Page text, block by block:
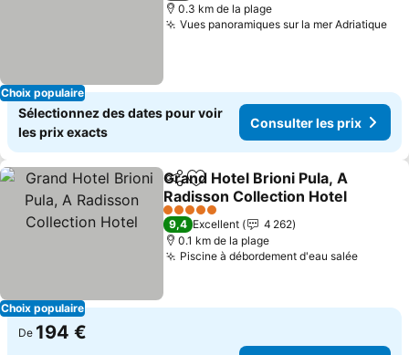
Choix populaire
0.3 km de la plage
Vues panoramiques sur la mer Adriatique
Sélectionnez des dates pour voir
les prix exacts
Consulter les prix
Choix populaire
PartagerAjouter à mes favoris
Grand Hotel Brioni Pula, A
Radisson Collection Hotel
5 Étoiles
9,4 Excellent
4 262
0.1 km de la plage
Piscine à débordement d'eau salée
De 194 €